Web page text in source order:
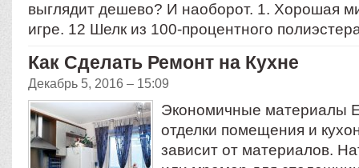
выглядит дешево? И наоборот. 1. Хорошая
игре. 12 Шелк из 100-процентного
Как Сделать Ремонт на Кухне
Декабрь 5, 2016 – 15:09
Экономичные материалы
отделки помещения и
зависит от материалов.